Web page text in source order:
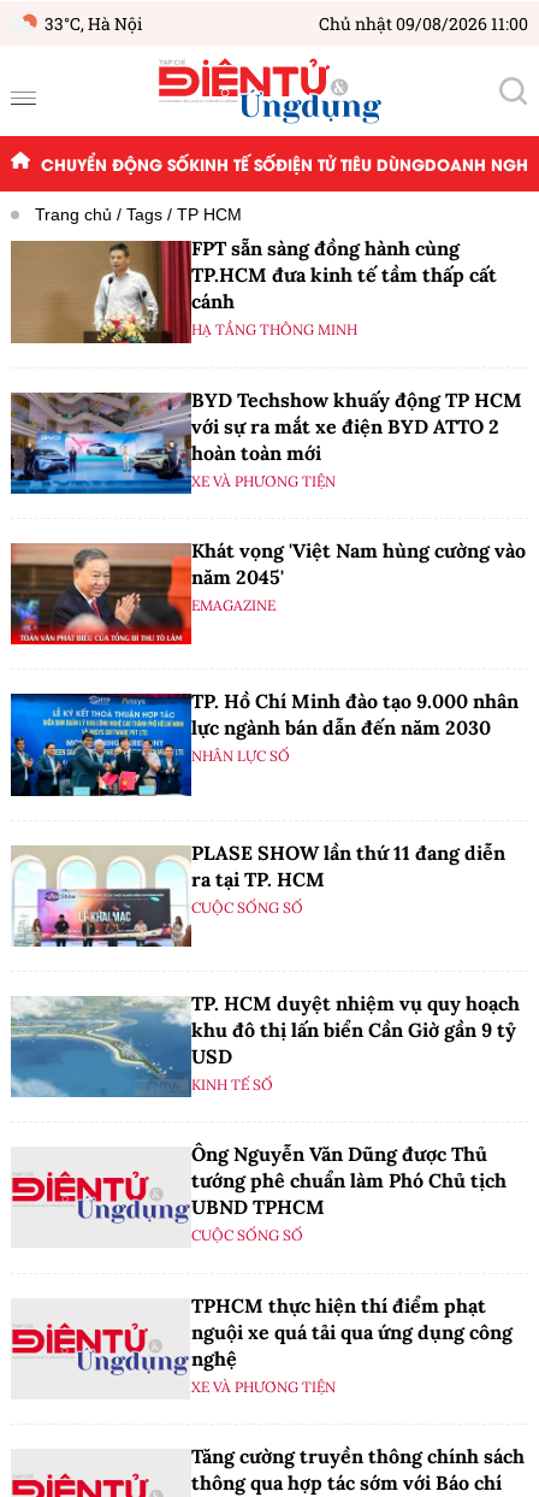
33°C,Hà Nội Chủ nhật 09/08/2026 11:00
CHUYỂN ĐỘNG SỐKINH TẾ SỐĐIỆN TỬ TIÊU DÙNGDOANH
Trang chủ Tags TP HCM
FPT sẵn sàng đồng hành cùng
TP.HCM đưa kinh tế tầm thấp cất
cánh
HẠ TẦNG THÔNG MINH
BYD Techshow khuấy động TP HCM
với sự ra mắt xe điện BYD ATTO 2
hoàn toàn mới
XE VÀ PHƯƠNG TIỆN
Khát vọng 'Việt Nam hùng cường vào
năm 2045'
EMAGAZINE
TP. Hồ Chí Minh đào tạo 9.000 nhân
lực ngành bán dẫn đến năm 2030
NHÂN LỰC SỐ
PLASE SHOW lần thứ 11 đang diễn
ra tại TP. HCM
CUỘC SỐNG SỐ
TP. HCM duyệt nhiệm vụ quy hoạch
khu đô thị lấn biển Cần Giờ gần 9 tỷ
USD
KINH TẾ SỐ
Ông Nguyễn Văn Dũng được Thủ
tướng phê chuẩn làm Phó Chủ tịch
UBND TPHCM
CUỘC SỐNG SỐ
TPHCM thực hiện thí điểm phạt
nguội xe quá tải qua ứng dụng công
nghệ
XE VÀ PHƯƠNG TIỆN
Tăng cường truyền thông chính sách
thông qua hợp tác sớm với Báo chí